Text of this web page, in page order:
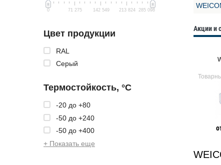
0 71 275 142 549 213 824 285 098
Цвет продукции
RAL
Серый
Термостойкость, °C
-20 до +80
-50 до +240
-50 до +400
+ Показать еще
Акции и
Клей-спрей Weicon
(wcn11801500)